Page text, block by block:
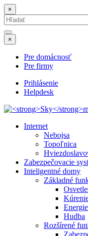
×
Search
for:
Hľadať
×
Pre domácnosť
Pre firmy
Prihlásenie
Helpdesk
Internet
Nebojsa
Topoľnica
Zabezpečovacie
Inteligentné domy
Základné
Energie
Hudba
Rozšírené